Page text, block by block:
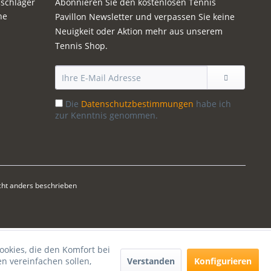
Pavillon Newsletter und verpassen Sie keine
Neuigkeit oder Aktion mehr aus unserem
Tennis Shop.
Die Datenschutzbestimmungen habe ich
zur Kenntnis genommen.
anders beschrieben
die den Komfort bei
vereinfachen sollen,
Verstanden Konfigurieren